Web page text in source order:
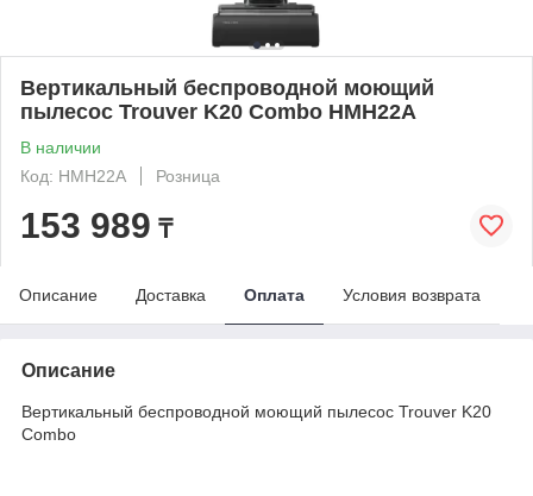
Вертикальный беспроводной моющий
пылесос Trouver K20 Combo HMH22A
В наличии
Код: HMH22A
Розница
153 989 ₸
Описание Доставка Оплата Условия возврата
Описание
Вертикальный беспроводной моющий пылесос Trouver K20
Combo